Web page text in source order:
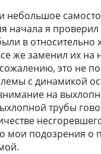
небольшое
начала я проверил
в относительно
же заменил их на
это не
с динамикой
на
трубы
мои подозрения о